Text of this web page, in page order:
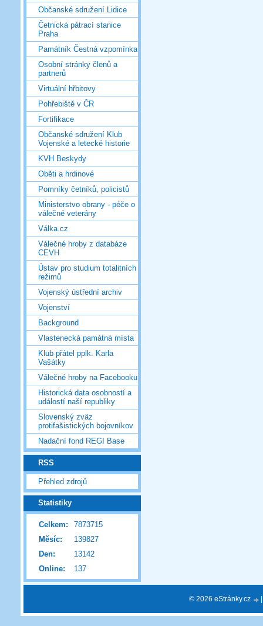
Občanské sdružení Lidice
Četnická pátrací stanice
Praha
Památník Čestná vzpomínka
Osobní stránky členů a
partnerů
Virtuální hřbitovy
Pohřebiště v ČR
Fortifikace
Občanské sdružení Klub
Vojenské a letecké historie
KVH Beskydy
Oběti a hrdinové
Pomníky četníků, policistů
Ministerstvo obrany - péče o
válečné veterány
Válka.cz
Válečné hroby z databáze
CEVH
Ústav pro studium totalitních
režimů
Vojenský ústřední archiv
Vojenství
Background
Vlastenecká památná místa
Klub přátel pplk. Karla
Vašátky
Válečné hroby na Facebooku
Historická data osobností a
událostí naší republiky
Slovenský zväz
protifašistických bojovníkov
Nadační fond REGI Base
RSS
Přehled zdrojů
Statistiky
Online: 137
Celkem:
7873715
Měsíc:
139827
Den:
13142
© 2026 eStránky.cz